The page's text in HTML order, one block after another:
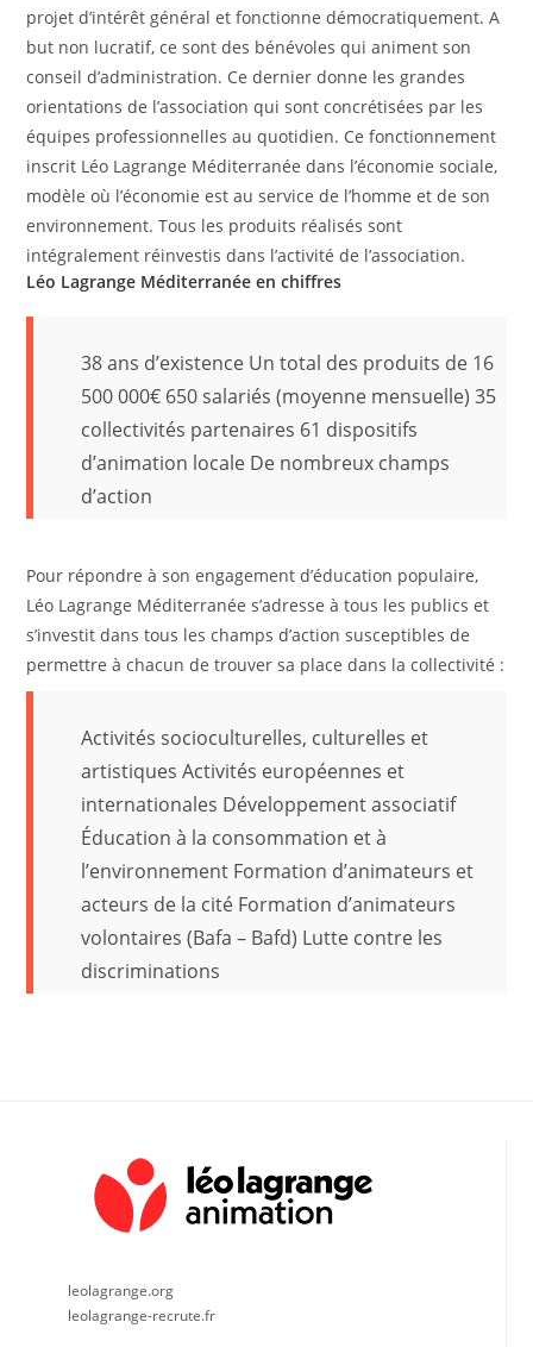
projet d’intérêt général et fonctionne démocratiquement. A
but non lucratif, ce sont des bénévoles qui animent son
conseil d’administration. Ce dernier donne les grandes
orientations de l’association qui sont concrétisées par les
équipes professionnelles au quotidien. Ce fonctionnement
inscrit Léo Lagrange Méditerranée dans l’économie sociale,
modèle où l’économie est au service de l’homme et de son
environnement. Tous les produits réalisés sont
intégralement réinvestis dans l’activité de l’association.
Léo Lagrange Méditerranée en chiffres
38 ans d’existence Un total des produits de 16
500 000€ 650 salariés (moyenne mensuelle) 35
collectivités partenaires 61 dispositifs
d’animation locale De nombreux champs
d’action
Pour répondre à son engagement d’éducation populaire,
Léo Lagrange Méditerranée s’adresse à tous les publics et
s’investit dans tous les champs d’action susceptibles de
permettre à chacun de trouver sa place dans la collectivité :
Activités socioculturelles, culturelles et
artistiques Activités européennes et
internationales Développement associatif
Éducation à la consommation et à
l’environnement Formation d’animateurs et
acteurs de la cité Formation d’animateurs
volontaires (Bafa – Bafd) Lutte contre les
discriminations
leolagrange.org
leolagrange-recrute.fr